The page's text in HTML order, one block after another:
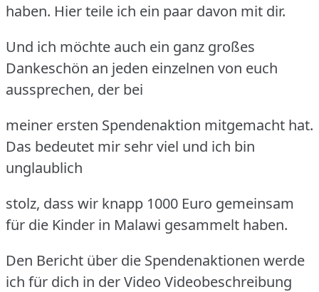
haben. Hier teile ich ein paar davon mit dir.
Und ich möchte auch ein ganz großes
Dankeschön an jeden einzelnen von euch
aussprechen, der bei
meiner ersten Spendenaktion mitgemacht hat.
Das bedeutet mir sehr viel und ich bin
unglaublich
stolz, dass wir knapp 1000 Euro gemeinsam
für die Kinder in Malawi gesammelt haben.
Den Bericht über die Spendenaktionen werde
ich für dich in der Video Videobeschreibung